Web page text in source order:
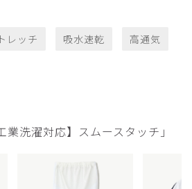
レッチ 吸水速乾 高通気
業洗濯対応】スムースタッチ」